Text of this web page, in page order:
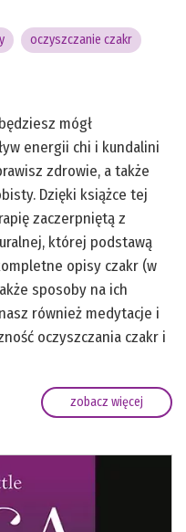
oczyszczanie czakr
mógł
energii chi i kundalini
zdrowie, a także
Dzięki książce tej
zaczerpniętą z
której podstawą
opisy czakr (w
sposoby na ich
również medytacje i
oczyszczania czakr i
zobacz więcej